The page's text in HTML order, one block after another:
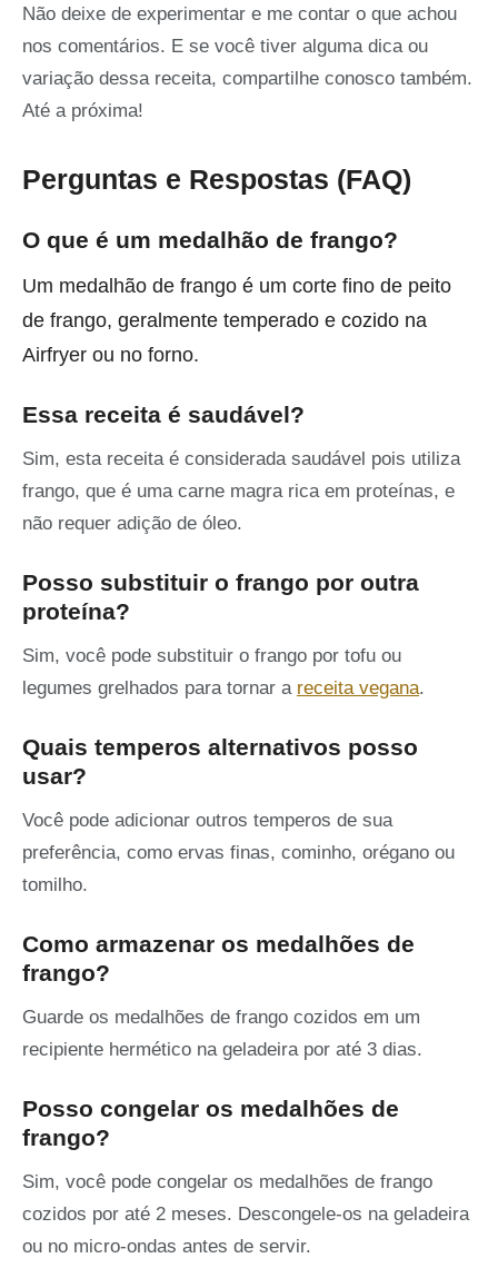
Não deixe de experimentar e me contar o que achou
nos comentários. E se você tiver alguma dica ou
variação dessa receita, compartilhe conosco também.
Até a próxima!
Perguntas e Respostas (FAQ)
O que é um medalhão de frango?
Um medalhão de frango é um corte fino de peito
de frango, geralmente temperado e cozido na
Airfryer ou no forno.
Essa receita é saudável?
Sim, esta receita é considerada saudável pois utiliza
frango, que é uma carne magra rica em proteínas, e
não requer adição de óleo.
Posso substituir o frango por outra
proteína?
Sim, você pode substituir o frango por tofu ou
legumes grelhados para tornar a receita vegana.
Quais temperos alternativos posso
usar?
Você pode adicionar outros temperos de sua
preferência, como ervas finas, cominho, orégano ou
tomilho.
Como armazenar os medalhões de
frango?
Guarde os medalhões de frango cozidos em um
recipiente hermético na geladeira por até 3 dias.
Posso congelar os medalhões de
frango?
Sim, você pode congelar os medalhões de frango
cozidos por até 2 meses. Descongele-os na geladeira
ou no micro-ondas antes de servir.